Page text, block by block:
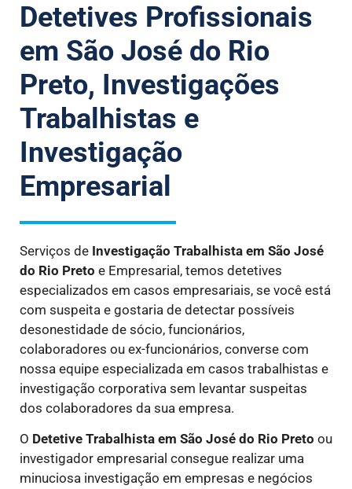
Detetives Profissionais
em São José do Rio
Preto, Investigações
Trabalhistas e
Investigação
Empresarial
Serviços de Investigação Trabalhista em São José
do Rio Preto e Empresarial, temos detetives
especializados em casos empresariais, se você está
com suspeita e gostaria de detectar possíveis
desonestidade de sócio, funcionários,
colaboradores ou ex-funcionários, converse com
nossa equipe especializada em casos trabalhistas e
investigação corporativa sem levantar suspeitas
dos colaboradores da sua empresa.
O Detetive Trabalhista em São José do Rio Preto ou
investigador empresarial consegue realizar uma
minuciosa investigação em empresas e negócios